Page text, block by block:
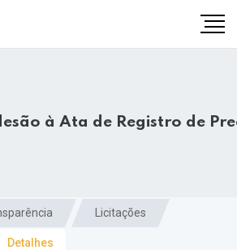
à Ata de Registro de
Licitações
Detalhes